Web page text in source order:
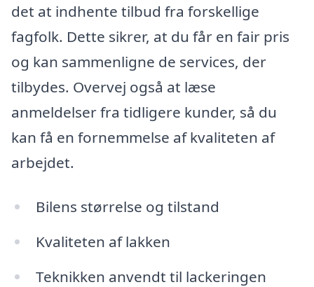
det at indhente tilbud fra forskellige
fagfolk. Dette sikrer, at du får en fair pris
og kan sammenligne de services, der
tilbydes. Overvej også at læse
anmeldelser fra tidligere kunder, så du
kan få en fornemmelse af kvaliteten af
arbejdet.
Bilens størrelse og tilstand
Kvaliteten af lakken
Teknikken anvendt til lackeringen